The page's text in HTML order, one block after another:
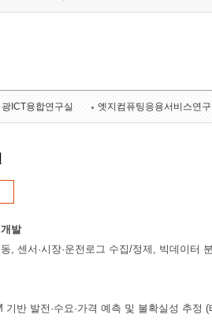
광ICT융합연구실 엣지컴퓨팅응용서비스연
발
, 센서·시장·운전로그 수집/정제, 빅데이터
기반 발전·수요·가격 예측 및 불확실성 추정